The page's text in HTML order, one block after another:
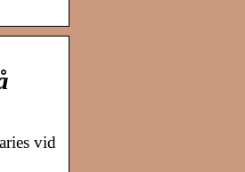
vid